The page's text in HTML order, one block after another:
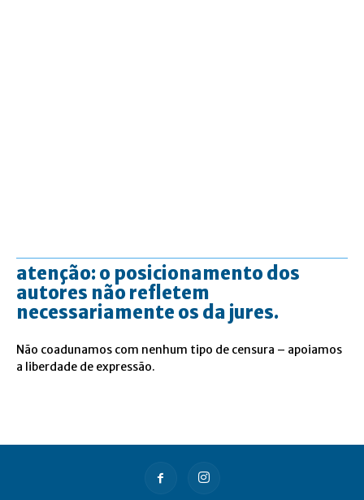
atenção: o posicionamento dos
autores não refletem
necessariamente os da jures.
Não coadunamos com nenhum tipo de censura – apoiamos
a liberdade de expressão.